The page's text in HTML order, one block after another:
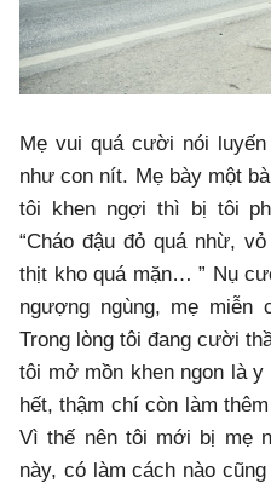
Mẹ vui quá cười nói
như con nít. Mẹ bày một
tôi khen ngợi thì bị tôi
“Cháo đậu đỏ quá nhừ,
thịt kho quá mặn… ” Nụ
ngượng ngùng, mẹ miễn
Trong lòng tôi đang cười
tôi mở mồn khen ngon là
hết, thậm chí còn làm
Vì thế nên tôi mới bị mẹ
này, có làm cách nào